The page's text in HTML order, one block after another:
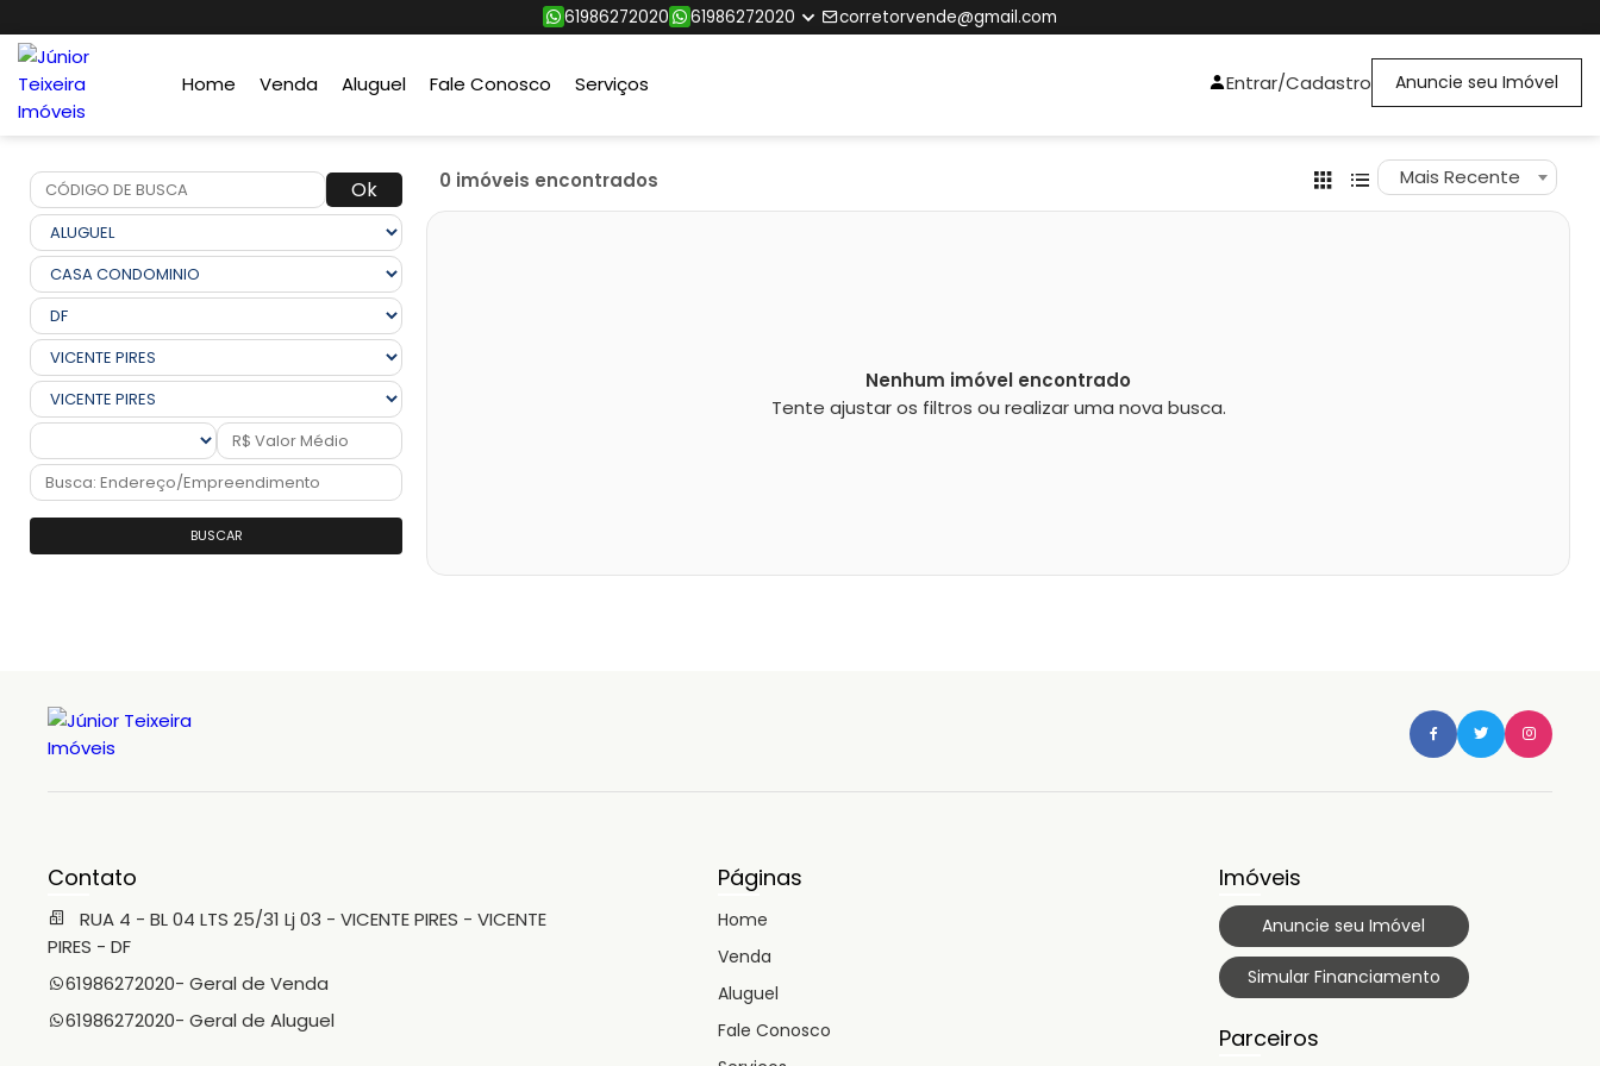
61986272020 61986272020 corretorvende@gmail.com
Home Venda Aluguel Fale Conosco Serviços Entrar/Cadastro Anuncie seu Imóvel
Ok
BUSCAR
0 imóveis encontrados Mais Recente
Nenhum imóvel encontrado
Tente ajustar os filtros ou realizar uma nova busca.
Contato
RUA 4 - BL 04 LTS 25/31 Lj 03 - VICENTE PIRES - VICENTE
PIRES - DF
61986272020- Geral de Venda
61986272020- Geral de Aluguel
Páginas
Home
Venda
Aluguel
Fale Conosco
Imóveis
Anuncie seu Imóvel
Simular Financiamento
Parceiros